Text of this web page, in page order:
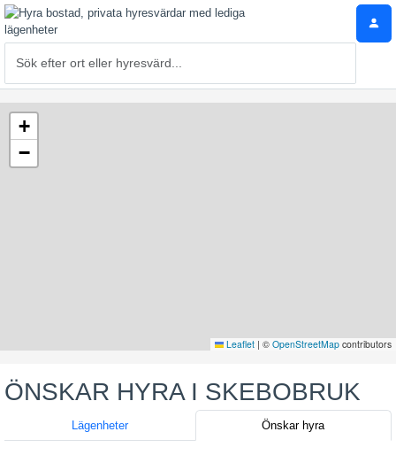
+
−
Leaflet | © OpenStreetMap contributors
ÖNSKAR HYRA I SKEBOBRUK
Lägenheter Önskar hyra